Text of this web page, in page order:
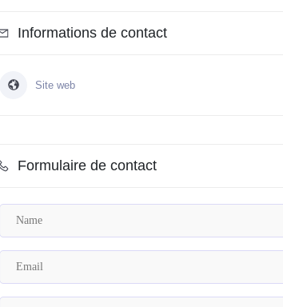
Informations de contact
Site web
Formulaire de contact